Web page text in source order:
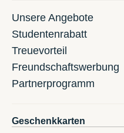
Unsere Angebote
Studentenrabatt
Treuevorteil
Freundschaftswerbung
Partnerprogramm
Geschenkkarten